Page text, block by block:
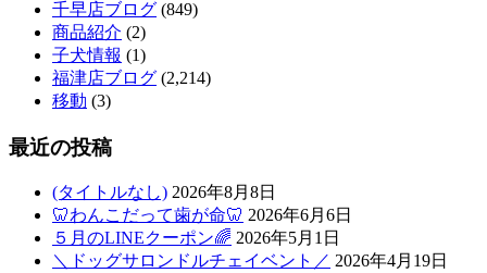
千早店ブログ (849)
商品紹介 (2)
子犬情報 (1)
福津店ブログ (2,214)
移動 (3)
最近の投稿
(タイトルなし) 2026年8月8日
🦷わんこだって歯が命🦷 2026年6月6日
５月のLINEクーポン🌈 2026年5月1日
＼ドッグサロンドルチェイベント／ 2026年4月19日